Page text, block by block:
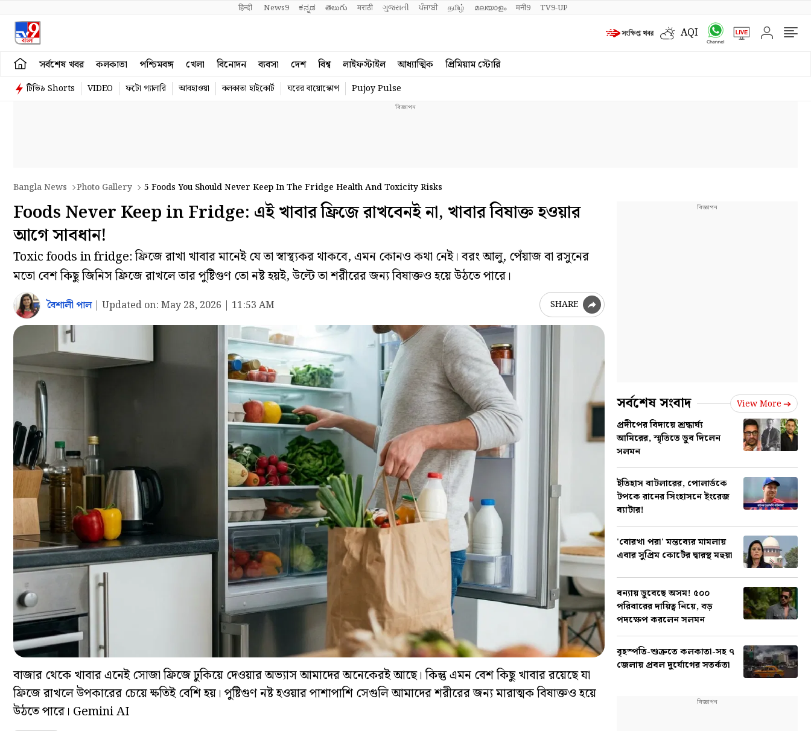
हिन्दी News9 ಕನ್ನಡ తెలుగు मराठी ગુજરાતી ਪੰਜਾਬੀ தமிழ் മലയാളം मनी9 TV9-UP
AQI
সর্বশেষ খবর কলকাতা পশ্চিমবঙ্গ খেলা বিনোদন ব্যবসা দেশ বিশ্ব লাইফস্টাইল আধ্যাত্মিক প্রিমিয়াম স্টোরি
টিভি৯ Shorts VIDEO ফটো গ্যালারি আবহাওয়া কলকাতা হাইকোর্ট ঘরের বায়োস্কোপ Pujoy Pulse
Bangla News Photo Gallery 5 Foods You Should Never Keep In The Fridge Health And Toxicity Risks
Foods Never Keep in Fridge: এই খাবার ফ্রিজে রাখবেনই না, খাবার বিষাক্ত হওয়ার
আগে সাবধান!
Toxic foods in fridge: ফ্রিজে রাখা খাবার মানেই যে তা স্বাস্থ্যকর থাকবে, এমন কোনও কথা নেই। বরং আলু, পেঁয়াজ বা রসুনের
মতো বেশ কিছু জিনিস ফ্রিজে রাখলে তার পুষ্টিগুণ তো নষ্ট হয়ই, উল্টে তা শরীরের জন্য বিষাক্তও হয়ে উঠতে পারে।
বৈশালী পাল| Updated on: May 28, 2026 | 11:53 AM SHARE
বাজার থেকে খাবার এনেই সোজা ফ্রিজে ঢুকিয়ে দেওয়ার অভ্যাস আমাদের অনেকেরই আছে। কিন্তু এমন বেশ কিছু খাবার রয়েছে যা
ফ্রিজে রাখলে উপকারের চেয়ে ক্ষতিই বেশি হয়। পুষ্টিগুণ নষ্ট হওয়ার পাশাপাশি সেগুলি আমাদের শরীরের জন্য মারাত্মক বিষাক্তও হয়ে
উঠতে পারে। Gemini AI
সর্বশেষ সংবাদ View More
প্রদীপের বিদায়ে শ্রদ্ধার্ঘ্য
আমিরের, স্মৃতিতে ডুব দিলেন
সলমন
ইতিহাস বাটলারের, পোলার্ডকে
টপকে রানের সিংহাসনে ইংরেজ
ব্যাটার!
'বোরখা পরা' মন্তব্যের মামলায়
এবার সুপ্রিম কোর্টের দ্বারস্থ মহুয়া
বন্যায় ডুবেছে অসম! ৫০০
পরিবারের দায়িত্ব নিয়ে, বড়
পদক্ষেপ করলেন সলমন
বৃহস্পতি-শুক্রতে কলকাতা-সহ ৭
জেলায় প্রবল দুর্যোগের সতর্কতা